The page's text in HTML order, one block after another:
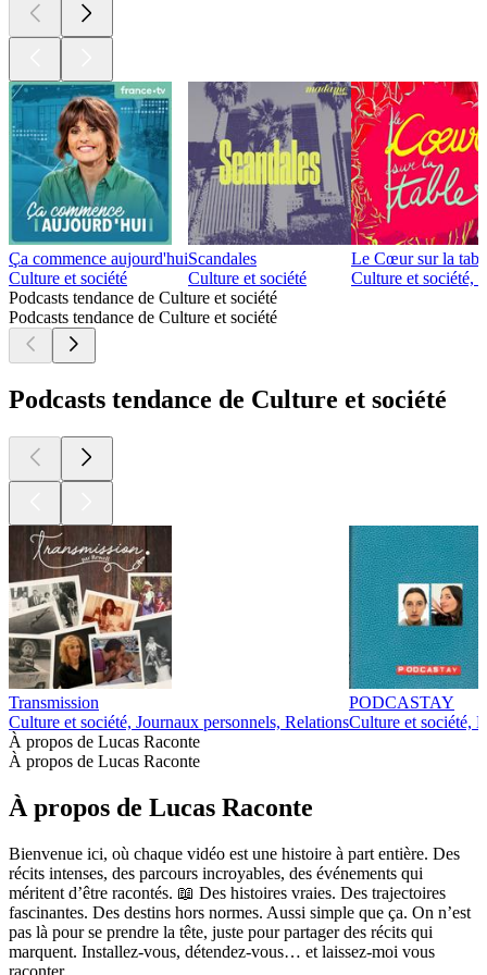
Ça commence aujourd'hui
Culture et société
Scandales
Culture et société
Le Cœur sur la
Culture et société,
Podcasts tendance de Culture et société
Podcasts tendance de Culture et société
Podcasts tendance de Culture et société
Transmission
Culture et société, Journaux personnels, Relations
PODCASTAY
Culture et société,
À propos de Lucas Raconte
À propos de Lucas Raconte
À propos de Lucas Raconte
Bienvenue ici, où chaque vidéo est une histoire à part entière. Des
récits intenses, des parcours incroyables, des événements qui
méritent d’être racontés. 📖 Des histoires vraies. Des trajectoires
fascinantes. Des destins hors normes. Aussi simple que ça. On n’est
pas là pour se prendre la tête, juste pour partager des récits qui
marquent. Installez-vous, détendez-vous… et laissez-moi vous
raconter.